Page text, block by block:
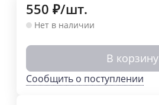
550 ₽/шт.
Нет в наличии
В корзину
Сообщить о поступлении